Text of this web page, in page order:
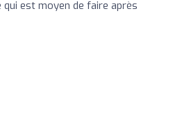
est moyen de faire après